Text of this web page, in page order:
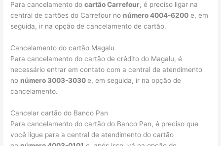
Para cancelamento docartão Carrefour, é preciso ligar na
central de cartões do Carrefour no número 4004-6200 e, em
seguida, ir na opção de cancelamento de cartão.
Cancelamento do cartão Magalu
Para cancelamento do cartão de crédito do Magalu, é
necessário entrar em contato com a central de atendimento
no número 3003-3030e, em seguida, ir na opção de
cancelamento.
Cancelar cartão do Banco Pan
Para cancelamento do cartão do Banco Pan, é preciso que
você ligue para a central de atendimento do cartão